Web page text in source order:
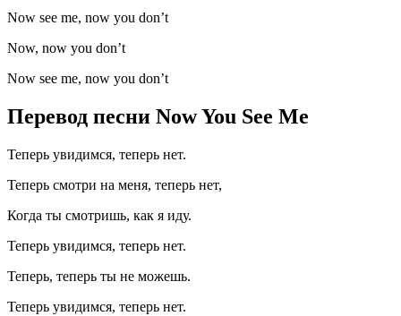
Now see me, now you don’t
Now, now you don’t
Now see me, now you don’t
Перевод песни Now You See Me
Теперь увидимся, теперь нет.
Теперь смотри на меня, теперь нет,
Когда ты смотришь, как я иду.
Теперь увидимся, теперь нет.
Теперь, теперь ты не можешь.
Теперь увидимся, теперь нет.